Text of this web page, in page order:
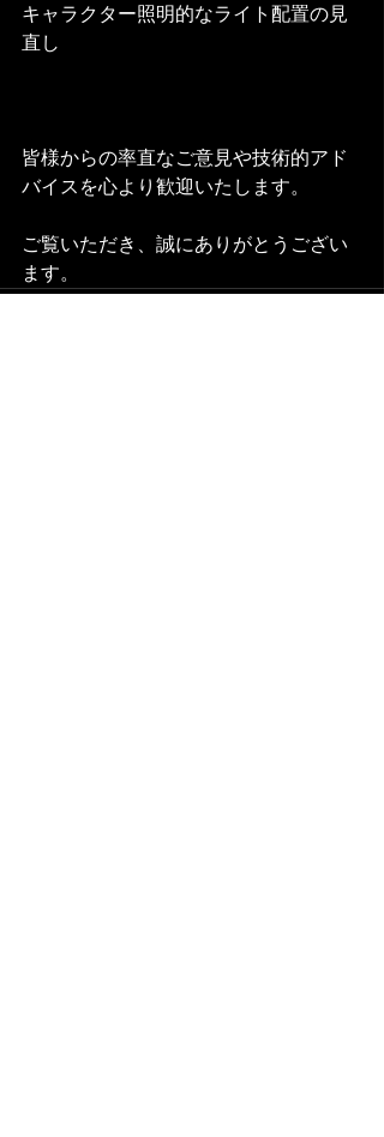
キャラクター照明的なライト配置の見
直し
皆様からの率直なご意見や技術的アド
バイスを心より歓迎いたします。
ご覧いただき、誠にありがとうござい
ます。